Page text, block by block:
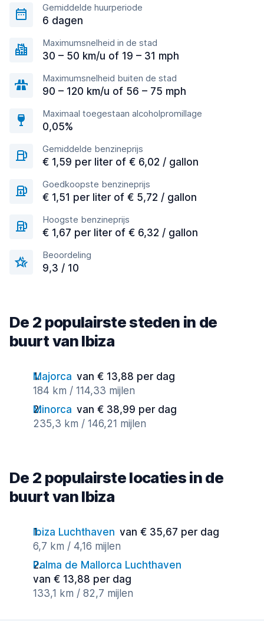
Gemiddelde huurperiode
6 dagen
Maximumsnelheid in de stad
30 – 50 km/u of 19 – 31 mph
Maximumsnelheid buiten de stad
90 – 120 km/u of 56 – 75 mph
Maximaal toegestaan alcoholpromillage
0,05%
Gemiddelde benzineprijs
€ 1,59 per liter of € 6,02 / gallon
Goedkoopste benzineprijs
€ 1,51 per liter of € 5,72 / gallon
Hoogste benzineprijs
€ 1,67 per liter of € 6,32 / gallon
Beoordeling
9,3 / 10
De 2 populairste steden in de
buurt van Ibiza
Majorca van € 13,88 per dag
184 km / 114,33 mijlen
Minorca van € 38,99 per dag
235,3 km / 146,21 mijlen
De 2 populairste locaties in de
buurt van Ibiza
Ibiza Luchthaven van € 35,67 per dag
6,7 km / 4,16 mijlen
Palma de Mallorca Luchthaven
van € 13,88 per dag
133,1 km / 82,7 mijlen